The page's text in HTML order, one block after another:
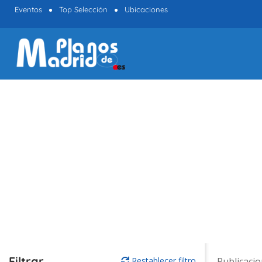
Eventos Top Selección Ubicaciones